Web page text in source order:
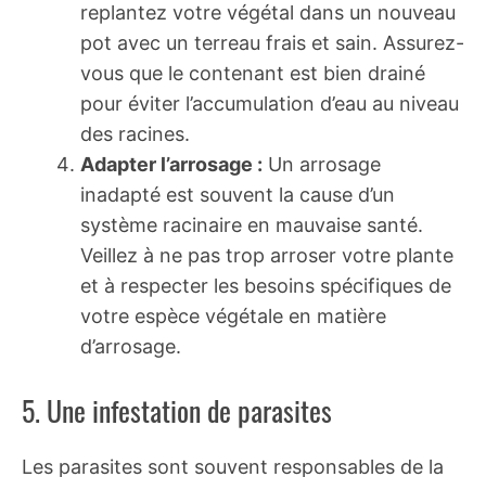
replantez votre végétal dans un nouveau
pot avec un terreau frais et sain. Assurez-
vous que le contenant est bien drainé
pour éviter l’accumulation d’eau au niveau
des racines.
Adapter l’arrosage : Un arrosage
inadapté est souvent la cause d’un
système racinaire en mauvaise santé.
Veillez à ne pas trop arroser votre plante
et à respecter les besoins spécifiques de
votre espèce végétale en matière
d’arrosage.
5. Une infestation de parasites
Les parasites sont souvent responsables de la